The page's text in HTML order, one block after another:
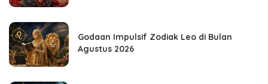
Godaan Impulsif Zodiak Leo di Bulan
Agustus 2026